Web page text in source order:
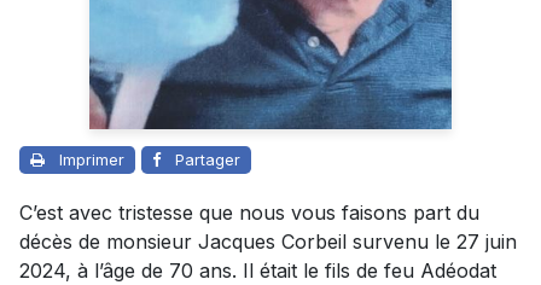
Imprimer Partager
C’est avec tristesse que nous vous faisons part du
décès de monsieur Jacques Corbeil survenu le 27 juin
2024, à l’âge de 70 ans. Il était le fils de feu Adéodat